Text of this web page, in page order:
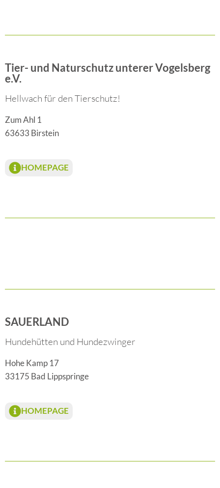
Tier- und Naturschutz unterer Vogelsberg
e.V.
Hellwach für den Tierschutz!
Zum Ahl 1
63633 Birstein
HOMEPAGE
SAUERLAND
Hundehütten und Hundezwinger
Hohe Kamp 17
33175 Bad Lippspringe
HOMEPAGE